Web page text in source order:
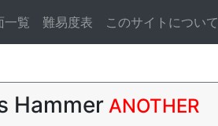
一覧 難易度表 このサイトについて
Hammer ANOTHER